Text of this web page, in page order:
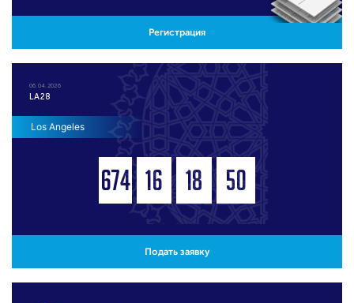
Регистрация
06.04.2026
LA28
Los Angeles
674 16
ЧАСОВ
18
МИНУТ
50
СЕКУНД
Подать заявку